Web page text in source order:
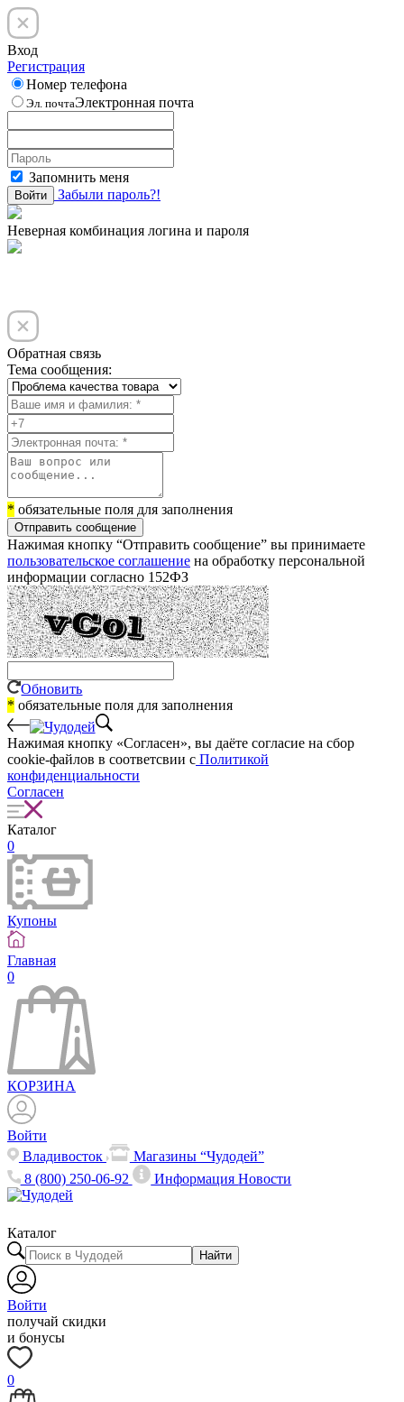
Вход
Регистрация
Номер телефона
Эл. почтаЭлектронная почта
Запомнить меня
Войти Забыли пароль?!
Неверная комбинация логина и пароля
Обратная связь
Тема сообщения:
* обязательные поля для заполнения
Отправить сообщение
Нажимая кнопку “Отправить сообщение” вы принимаете
пользовательское соглашение на обработку персональной
информации согласно 152ФЗ
Обновить
* обязательные поля для заполнения
Нажимая кнопку «Согласен», вы даёте cогласие на сбор
cookie-файлов в соответсвии с Политикой
конфиденциальности
Согласен
Каталог
0
Купоны
Главная
0
КОРЗИНА
Войти
Владивосток
Магазины “Чудодей”
8 (800) 250-06-92
ИнформацияНовости
Каталог
Найти
Войти
получай скидки
и бонусы
0